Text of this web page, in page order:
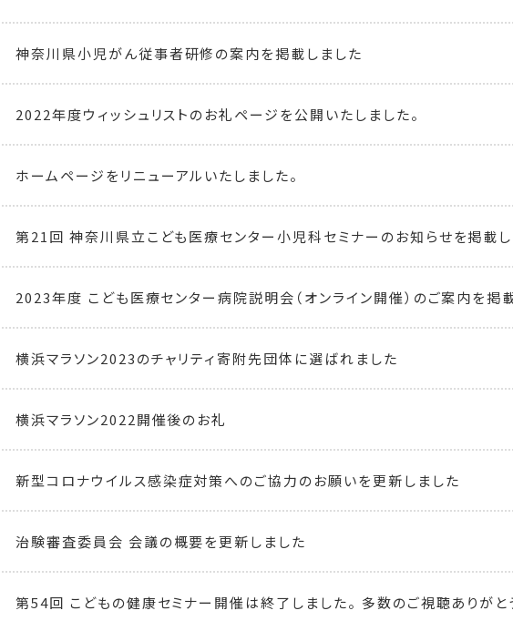
神奈川県小児がん従事者研修の案内を掲載しました
2022年度ウィッシュリストのお礼ページを公開いたしました。
ホームページをリニューアルいたしました。
第21回 神奈川県立こども医療センター小児科セミナーのお知らせを掲載
2023年度 こども医療センター病院説明会（オンライン開催）のご案内を掲
横浜マラソン2023のチャリティ寄附先団体に選ばれました
横浜マラソン2022開催後のお礼
新型コロナウイルス感染症対策へのご協力のお願いを更新しました
治験審査委員会 会議の概要を更新しました
第54回 こどもの健康セミナー開催は終了しました。 多数のご視聴ありがと